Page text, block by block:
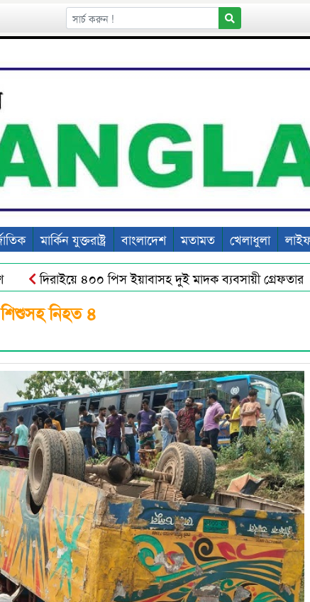
মার্কিন যুক্তরাষ্ট্র বাংলাদেশ মতামত খেলাধুলা
দিরাইয়ে ৪০০ পিস ইয়াবাসহ দুই মাদক ব্যবসায়ী গ্রেফতার
সভা
নিহত ৪